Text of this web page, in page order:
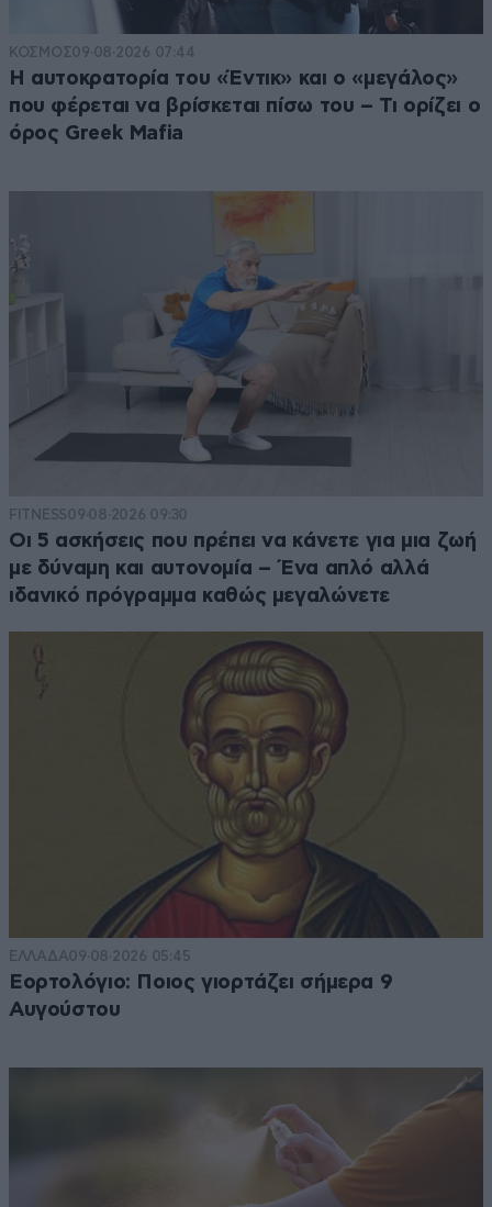
ΚΟΣΜΟΣ09·08·2026 07:44
Η αυτοκρατορία του «Έντικ» και ο «μεγάλος»
που φέρεται να βρίσκεται πίσω του – Τι ορίζει ο
όρος Greek Mafia
FITNESS09·08·2026 09:30
Οι 5 ασκήσεις που πρέπει να κάνετε για μια ζωή
με δύναμη και αυτονομία – Ένα απλό αλλά
ιδανικό πρόγραμμα καθώς μεγαλώνετε
ΕΛΛΑΔΑ09·08·2026 05:45
Εορτολόγιο: Ποιος γιορτάζει σήμερα 9
Αυγούστου